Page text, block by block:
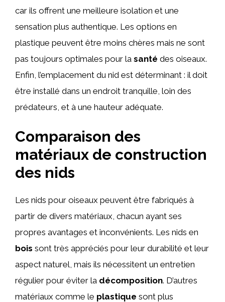
car ils offrent une meilleure isolation et une
sensation plus authentique. Les options en
plastique peuvent être moins chères mais ne sont
pas toujours optimales pour la santé des oiseaux.
Enfin, l’emplacement du nid est déterminant : il doit
être installé dans un endroit tranquille, loin des
prédateurs, et à une hauteur adéquate.
Comparaison des
matériaux de construction
des nids
Les nids pour oiseaux peuvent être fabriqués à
partir de divers matériaux, chacun ayant ses
propres avantages et inconvénients. Les nids en
bois sont très appréciés pour leur durabilité et leur
aspect naturel, mais ils nécessitent un entretien
régulier pour éviter la décomposition. D’autres
matériaux comme le plastique sont plus